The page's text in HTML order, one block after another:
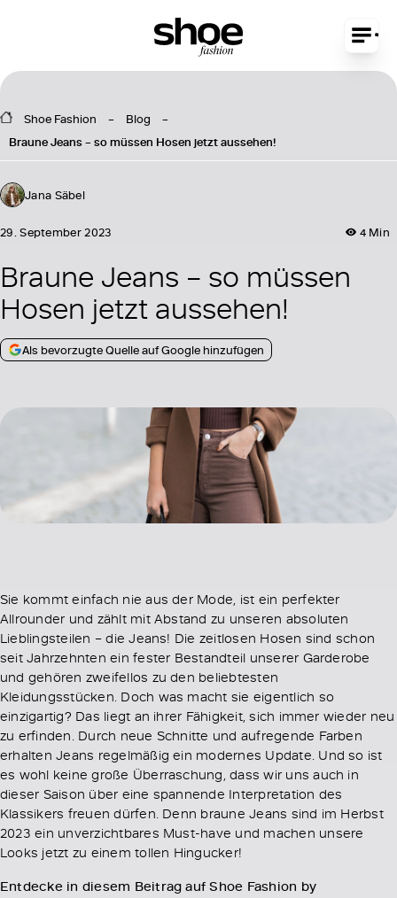
Shoe Fashion
Blog
Braune Jeans – so müssen Hosen jetzt aussehen!
Jana Säbel
4 Min
29. September 2023
Braune Jeans – so müssen
Hosen jetzt aussehen!
Als bevorzugte Quelle auf Google hinzufügen
Sie kommt einfach nie aus der Mode, ist ein perfekter
Allrounder und zählt mit Abstand zu unseren absoluten
Lieblingsteilen – die Jeans! Die zeitlosen Hosen sind schon
seit Jahrzehnten ein fester Bestandteil unserer Garderobe
und gehören zweifellos zu den beliebtesten
Kleidungsstücken. Doch was macht sie eigentlich so
einzigartig? Das liegt an ihrer Fähigkeit, sich immer wieder neu
zu erfinden. Durch neue Schnitte und aufregende Farben
erhalten Jeans regelmäßig ein modernes Update. Und so ist
es wohl keine große Überraschung, dass wir uns auch in
dieser Saison über eine spannende Interpretation des
Klassikers freuen dürfen. Denn braune Jeans sind im Herbst
2023 ein unverzichtbares Must-have und machen unsere
Looks jetzt zu einem tollen Hingucker!
Entdecke in diesem Beitrag auf Shoe Fashion by